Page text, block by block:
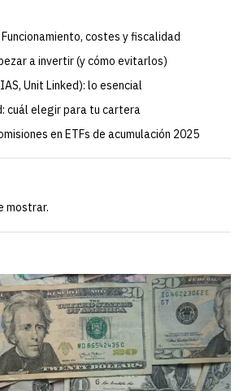
Funcionamiento, costes y fiscalidad
a invertir (y cómo evitarlos)
Unit Linked): lo esencial
cuál elegir para tu cartera
en ETFs de acumulación 2025
mostrar.